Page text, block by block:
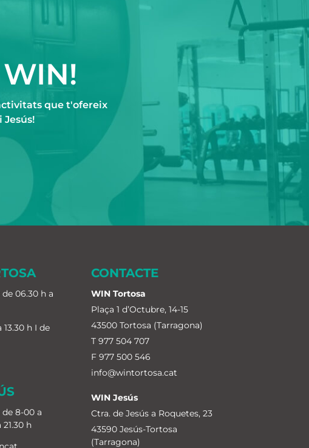
que t'ofereix
06.30 h a
h I de
8-00 a
21.30 h
CONTACTE
WIN Tortosa
Plaça 1 d’Octubre, 14-15
43500 Tortosa (Tarragona)
T977 504 707
F 977 500 546
info@wintortosa.cat
WIN Jesús
Ctra. de Jesús a Roquetes, 23
43590 Jesús-Tortosa
(Tarragona)